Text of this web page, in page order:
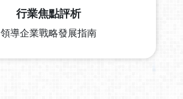
行業焦點評析
領導企業戰略發展指南